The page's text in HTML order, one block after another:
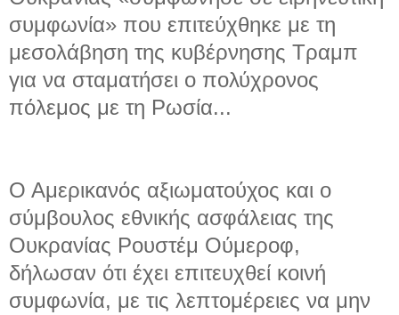
συμφωνία» που επιτεύχθηκε με τη
μεσολάβηση της κυβέρνησης Τραμπ
για να σταματήσει ο πολύχρονος
πόλεμος με τη Ρωσία...
Ο Αμερικανός αξιωματούχος και ο
σύμβουλος εθνικής ασφάλειας της
Ουκρανίας Ρουστέμ Ούμεροφ,
δήλωσαν ότι έχει επιτευχθεί κοινή
συμφωνία, με τις λεπτομέρειες να μην